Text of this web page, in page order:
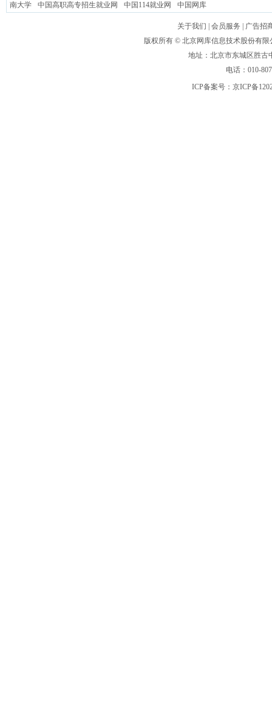
南大学
中国高职高专招生就业网 中国114就业网 中国网库
关于我们 会员服务
广告招
版权所有 © 北京网库信息技术股份有限
地址：北京市东城区胜
电话：010-
ICP备案号： 京ICP备